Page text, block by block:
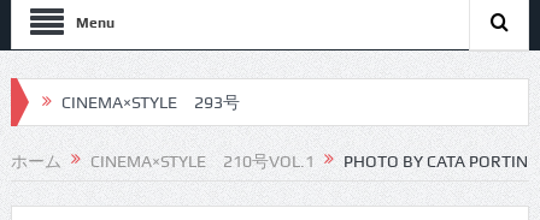
Menu
CINEMA×STYLE 293号
CINEMA×STYLE 292号
CINEMA×STYLE 291号
ホーム CINEMA×STYLE 210号VOL.1 PHOTO BY CATA PORTIN